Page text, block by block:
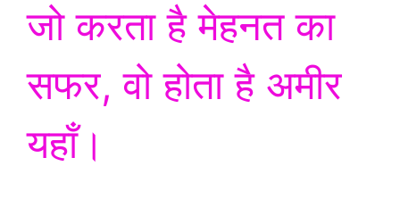
जो करता है मेहनत का
सफर, वो होता है अमीर
यहाँ।